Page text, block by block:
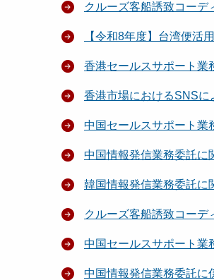
クルーズ客船誘致コーデ
【令和8年度】台湾便活
香港セールスサポート業
香港市場におけるSNSに
中国セールスサポート業
中国情報発信業務委託に
韓国情報発信業務委託に
クルーズ客船誘致コーデ
中国セールスサポート業
中国情報発信業務委託に